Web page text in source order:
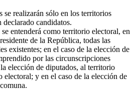
realizarán sólo en los territorios
declarado candidatos.
entenderá como territorio electoral, en
de la República, todas las
existentes; en el caso de la elección de
por las circunscripciones
elección de diputados, al territorio
y en el caso de la elección de